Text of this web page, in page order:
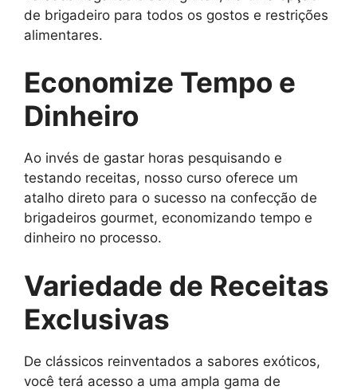
de brigadeiro para todos os gostos e restrições
alimentares.
Economize Tempo e
Dinheiro
Ao invés de gastar horas pesquisando e
testando receitas, nosso curso oferece um
atalho direto para o sucesso na confecção de
brigadeiros gourmet, economizando tempo e
dinheiro no processo.
Variedade de Receitas
Exclusivas
De clássicos reinventados a sabores exóticos,
você terá acesso a uma ampla gama de